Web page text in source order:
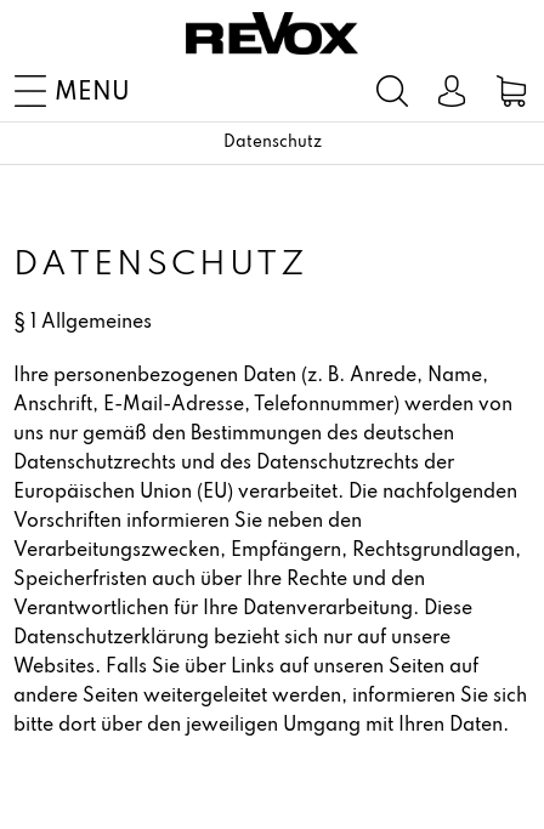
MENU
Datenschutz
DATENSCHUTZ
§ 1 Allgemeines
Ihre personenbezogenen Daten (z. B. Anrede, Name,
Anschrift, E-Mail-Adresse, Telefonnummer) werden von
uns nur gemäß den Bestimmungen des deutschen
Datenschutzrechts und des Datenschutzrechts der
Europäischen Union (EU) verarbeitet. Die nachfolgenden
Vorschriften informieren Sie neben den
Verarbeitungszwecken, Empfängern, Rechtsgrundlagen,
Speicherfristen auch über Ihre Rechte und den
Verantwortlichen für Ihre Datenverarbeitung. Diese
Datenschutzerklärung bezieht sich nur auf unsere
Websites. Falls Sie über Links auf unseren Seiten auf
andere Seiten weitergeleitet werden, informieren Sie sich
bitte dort über den jeweiligen Umgang mit Ihren Daten.